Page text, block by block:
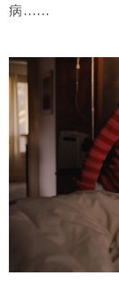
病……